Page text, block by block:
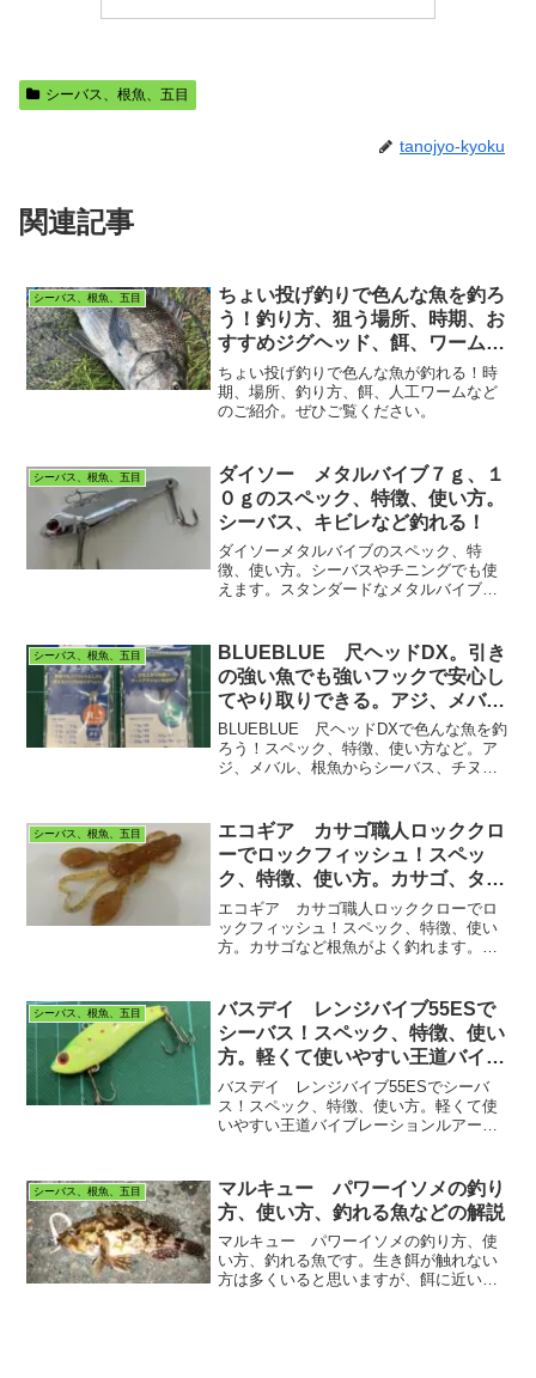
シーバス、根魚、五目
tanojyo-kyoku
関連記事
シーバス、根魚、五目
ちょい投げ釣りで色んな魚を釣ろ
う！釣り方、狙う場所、時期、お
すすめジグヘッド、餌、ワームな
ど。
ちょい投げ釣りで色んな魚が釣れる！時
期、場所、釣り方、餌、人工ワームなど
のご紹介。ぜひご覧ください。
シーバス、根魚、五目
ダイソー メタルバイブ７ｇ、１
０ｇのスペック、特徴、使い方。
シーバス、キビレなど釣れる！
ダイソーメタルバイブのスペック、特
徴、使い方。シーバスやチニングでも使
えます。スタンダードなメタルバイブレ
シーバス、根魚、五目
BLUEBLUE 尺ヘッドDX。引き
の強い魚でも強いフックで安心し
てやり取りできる。アジ、メバル
からチヌ、キビレ、シーバスまで
対応するジグヘッドです。
BLUEBLUE 尺ヘッドDXで色んな魚を釣
ろう！スペック、特徴、使い方など。ア
ジ、メバル、根魚からシーバス、チヌ、
シーバス、根魚、五目
エコギア カサゴ職人ロッククロ
ーでロックフィッシュ！スペッ
ク、特徴、使い方。カサゴ、タケ
ノコメバル、その他根魚など。
エコギア カサゴ職人ロッククローでロ
ックフィッシュ！スペック、特徴、使い
方。カサゴなど根魚がよく釣れます。ぜ
シーバス、根魚、五目
バスデイ レンジバイブ55ESで
シーバス！スペック、特徴、使い
方。軽くて使いやすい王道バイブ
レーションプラグです。
バスデイ レンジバイブ55ESでシーバ
ス！スペック、特徴、使い方。軽くて使
いやすい王道バイブレーションルアーで
シーバス、根魚、五目
マルキュー パワーイソメの釣り
方、使い方、釣れる魚などの解説
マルキュー パワーイソメの釣り方、使
い方、釣れる魚です。生き餌が触れない
方は多くいると思いますが、餌に近い人